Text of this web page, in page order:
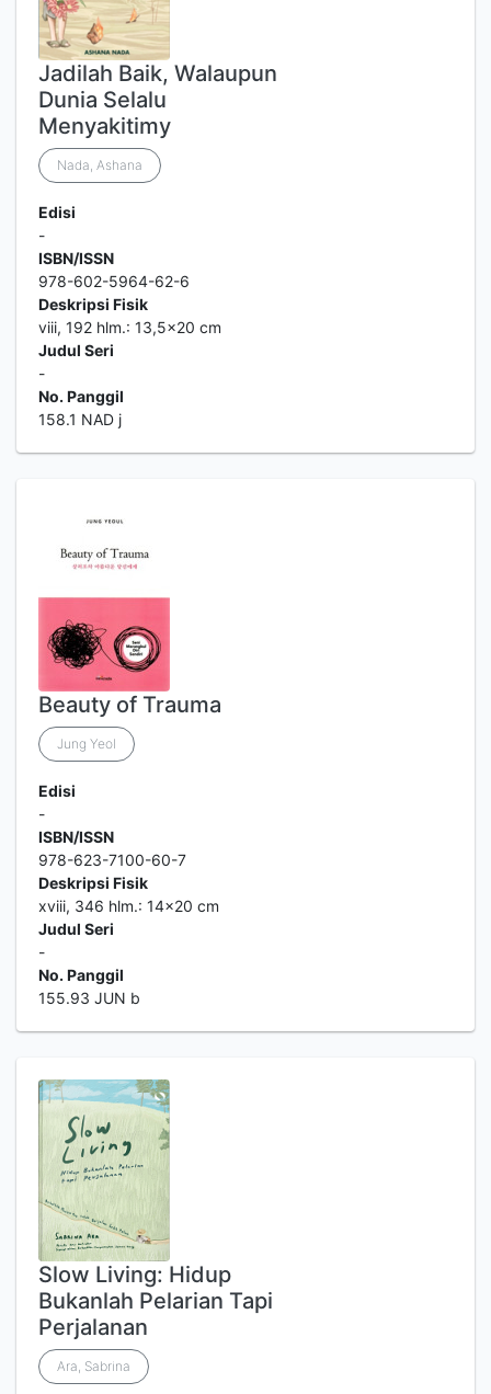
Jadilah Baik, Walaupun
Dunia Selalu
Menyakitimy
Nada, Ashana
Edisi
-
ISBN/ISSN
978-602-5964-62-6
Deskripsi Fisik
viii, 192 hlm.: 13,5x20 cm
Judul Seri
-
No. Panggil
158.1 NAD j
Beauty of Trauma
Jung Yeol
Edisi
-
ISBN/ISSN
978-623-7100-60-7
Deskripsi Fisik
xviii, 346 hlm.: 14x20 cm
Judul Seri
-
No. Panggil
155.93 JUN b
Slow Living: Hidup
Bukanlah Pelarian Tapi
Perjalanan
Ara, Sabrina